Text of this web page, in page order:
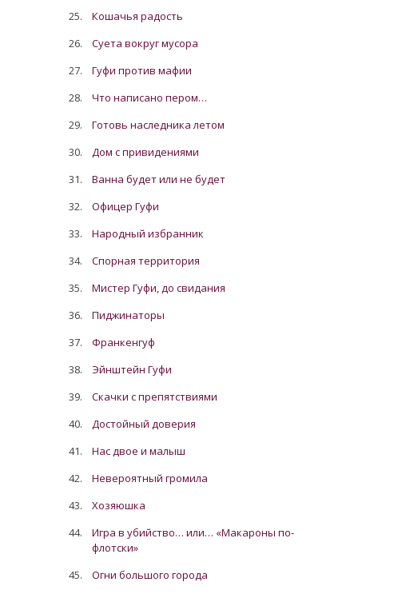
25.
Кошачья радость
26.
Суета вокруг мусора
27.
Гуфи против мафии
28.
Что написано пером…
29.
Готовь наследника летом
30.
Дом с привидениями
31.
Ванна будет или не будет
32.
Офицер Гуфи
33.
Народный избранник
34.
Спорная территория
35.
Мистер Гуфи, до свидания
36.
Пиджинаторы
37.
Франкенгуф
38.
Эйнштейн Гуфи
39.
Скачки с препятствиями
40.
Достойный доверия
41.
Нас двое и малыш
42.
Невероятный громила
43.
Хозяюшка
44.
Игра в убийство… или… «Макароны по-
флотски»
45.
Огни большого города